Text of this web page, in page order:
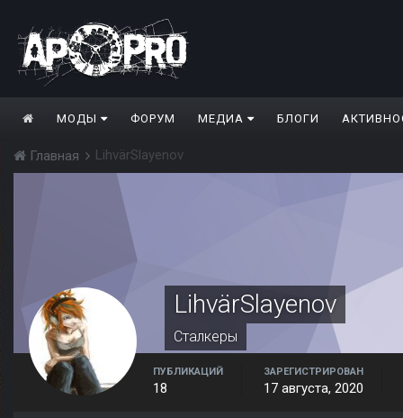
МОДЫ ФОРУМ МЕДИА БЛОГИ
Главная LihvärSlayenov
LihvärSlayenov
Сталкеры
ПУБЛИКАЦИЙ
18
ЗАРЕГИСТРИРОВАН
17 августа, 2020